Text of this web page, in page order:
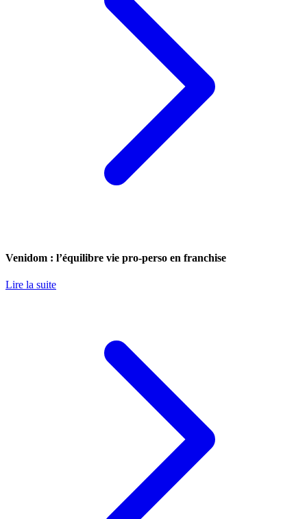
Venidom : l’équilibre vie pro-perso en franchise
Lire la suite